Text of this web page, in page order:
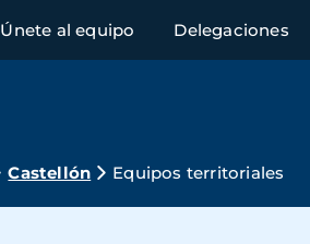
Únete al equipo Delegaciones
Castellón Equipos territoriales